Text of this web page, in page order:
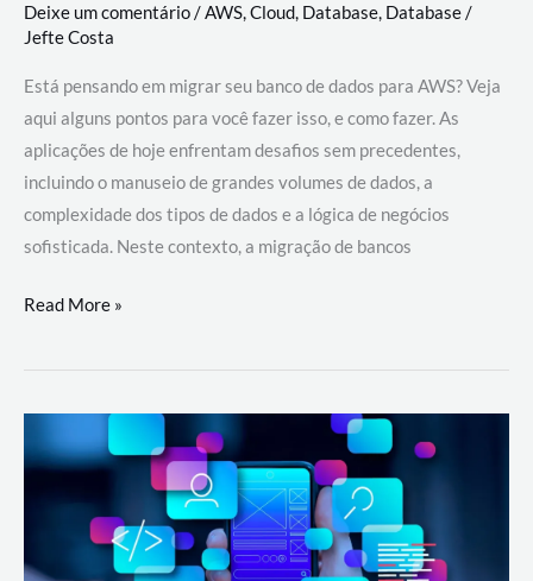
Deixe um comentário/AWS,Cloud, Database, Database/
Jefte Costa
Está pensando em migrar seu banco de dados para AWS? Veja
aqui alguns pontos para você fazer isso, e como fazer. As
aplicações de hoje enfrentam desafios sem precedentes,
incluindo o manuseio de grandes volumes de dados, a
complexidade dos tipos de dados e a lógica de negócios
sofisticada. Neste contexto, a migração de bancos
Por
migrar
de
a
Read More »